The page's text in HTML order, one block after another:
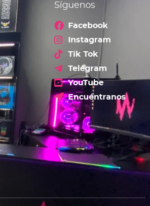
Síguenos
Facebook
Instagram
Tik Tok
Telegram
YouTube
Encuéntranos